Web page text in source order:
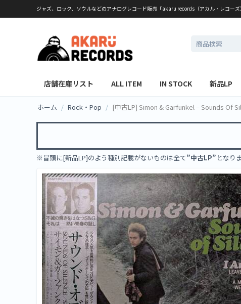
ジャズ、ロック、ソウルなどのアナログレコード販売「akaru records（アカル・レコーズ
店舗在庫リスト ALL ITEM IN STOCK 新品LP
ホーム / Rock・Pop / [中古LP] Simon & Garfunkel – Sounds Of
※冒頭に[新品LP]のよう種別記載がないものは全て”中古LP” となり